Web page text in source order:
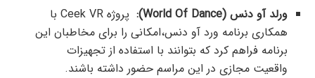
ورلد آو دنس (World Of Dance):
پروژه Ceek VR با
همکاری برنامه ورد آو دنس،‌امکانی را برای مخاطبان این
برنامه فراهم کرد که بتوانند با استفاده از تجهیزات
واقعیت مجازی در این مراسم حضور داشته باشند.